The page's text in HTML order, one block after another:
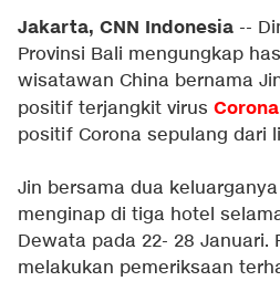
Jakarta, CNN Indonesia --
Provinsi Bali mengungkap
wisatawan China bernama
positif terjangkit virus Corona
positif Corona sepulang dari
Jin bersama dua
menginap di tiga hotel
Dewata pada 22- 28 Januari.
melakukan pemeriksaan